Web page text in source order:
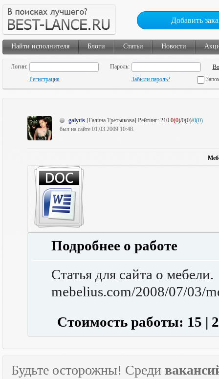
Добавить
Найти исполнителя Блоги Статьи Новости
Логин:
Пароль:
Регистрация
Забыли пароль?
galyris [Галина Третьякова] Рейтинг: 210 0(0)/0(0)/0(0)
был на сайте 01.03.2009 10:48.
Подробнее о работе
Статья для сайта о мебели.
mebelius.com/2008/07/03/
Стоимость работы: 15
Будьте осторожны! Среди